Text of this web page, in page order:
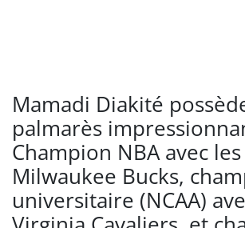
Mamadi Diakité
palmarès
Champion NBA avec les
Milwaukee Bucks,
universitaire (NCAA)